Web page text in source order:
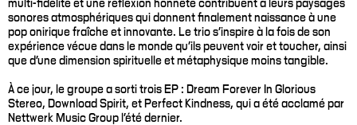
multi-fidélité et une réflexion honnête contribuent à leurs paysages
sonores atmosphériques qui donnent finalement naissance à une
pop onirique fraîche et innovante. Le trio s'inspire à la fois de son
expérience vécue dans le monde qu'ils peuvent voir et toucher, ainsi
que d’une dimension spirituelle et métaphysique moins tangible.
À ce jour, le groupe a sorti trois EP : Dream Forever In Glorious
Stereo, Download Spirit, et Perfect Kindness, qui a été acclamé par
Nettwerk Music Group l’été dernier.